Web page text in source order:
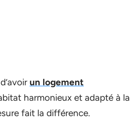
un logement
harmonieux et adapté à la
fait la différence.